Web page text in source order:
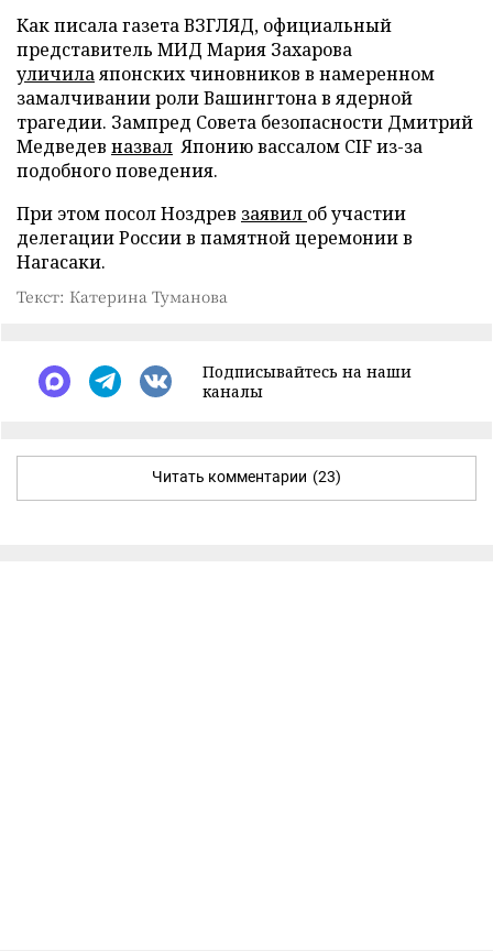
Как писала газета ВЗГЛЯД, официальный
представитель МИД Мария Захарова
уличилаяпонских чиновников в намеренном
замалчивании роли Вашингтона в ядерной
трагедии. Зампред Совета безопасности Дмитрий
Медведев назвал Японию вассалом CIF из-за
подобного поведения.
При этом посол Ноздрев заявил об участии
делегации России в памятной церемонии в
Нагасаки.
Текст: Катерина Туманова
Подписывайтесь на наши
каналы
Читать комментарии (23)